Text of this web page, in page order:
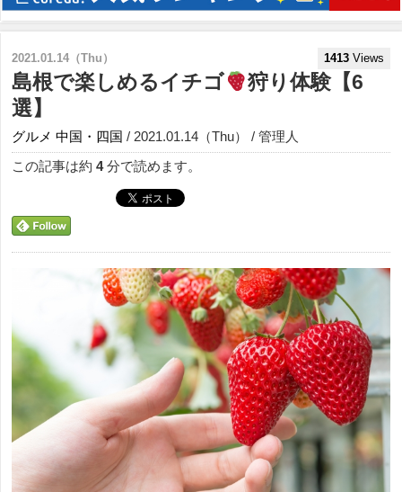
2021.01.14（Thu） 1413 Views
島根で楽しめるイチゴ
狩り体験【6
選】
グルメ 中国・四国 / 2021.01.14（Thu） / 管理人
この記事は約 4分で読めます。